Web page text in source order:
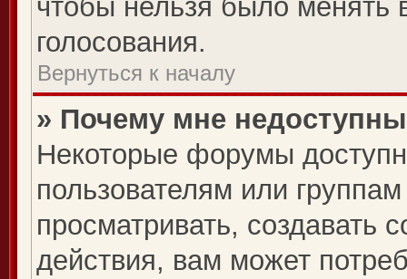
чтобы нельзя было менять
голосования.
Вернуться к началу
» Почему мне
Некоторые форумы
пользователям или
просматривать, создавать
действия, вам может